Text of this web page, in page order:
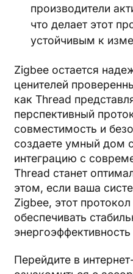
производители
что делает этот
устойчивым к
Zigbee остается
ценителей
как Thread
перспективный
совместимость и
создаете умный дом
интеграцию с
Thread станет
этом, если ваша
Zigbee, этот
обеспечивать
энергоэффективность
Перейдите в